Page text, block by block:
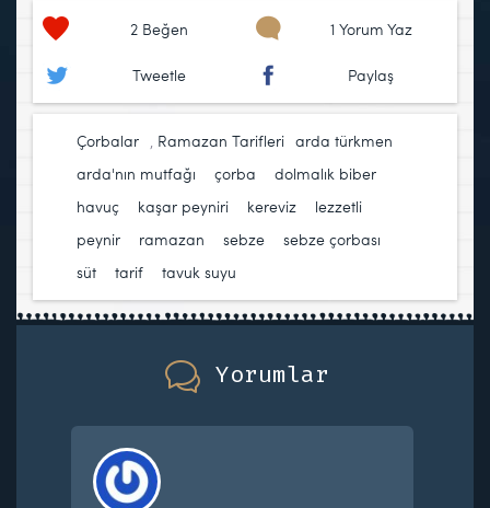
2 Beğen 1 Yorum Yaz
Tweetle Paylaş
Çorbalar , Ramazan Tarifleri arda türkmen
arda'nın mutfağı
çorba dolmalık biber
havuç
kaşar peyniri kereviz lezzetli
peynir
ramazan sebze sebze çorbası
süt
tarif tavuk suyu
Yorumlar